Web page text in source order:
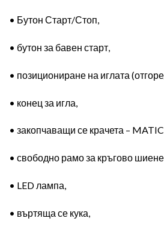
• Бутон Старт/Стоп,
• бутон за бавен старт,
• позициониране на иглата
• конец за игла,
• закопчаващи се крачета –
• свободно рамо за кръгово
• LED лампа,
• въртяща се кука,